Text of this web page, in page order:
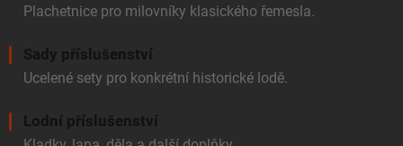
Plachetnice pro milovníky klasického řemesla.
Sady příslušenství
Ucelené sety pro konkrétní historické lodě.
Lodní příslušenství